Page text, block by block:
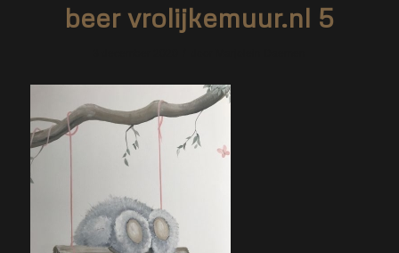
beer vrolijkemuur.nl 5